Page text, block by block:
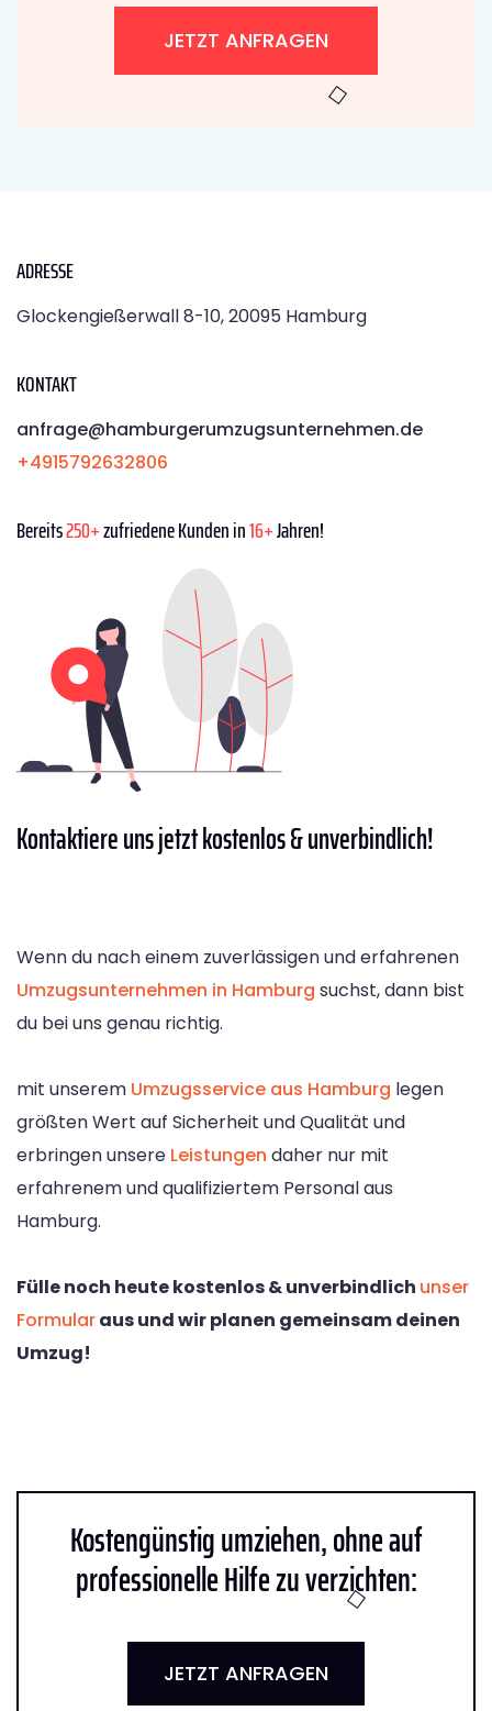
JETZT ANFRAGEN
ADRESSE
Glockengießerwall 8-10, 20095 Hamburg
KONTAKT
anfrage@hamburgerumzugsunternehmen.de
+4915792632806
Bereits250+zufriedene Kunden in16+Jahren!
Kontaktiereuns jetzt kostenlos & unverbindlich!
Wenn du nach einem zuverlässigen und erfahrenen
Umzugsunternehmen in Hamburg suchst, dann bist
du bei uns genau richtig.
mit unserem Umzugsservice aus Hamburg legen
größten Wert auf Sicherheit und Qualität und
erbringen unsere Leistungen daher nur mit
erfahrenem und qualifiziertem Personal aus
Hamburg.
Fülle noch heute kostenlos & unverbindlich unser
Formularaus und wir planen gemeinsam deinen
Umzug!
Kostengünstig umziehen, ohne auf
professionelle Hilfe zu verzichten:
JETZT ANFRAGEN